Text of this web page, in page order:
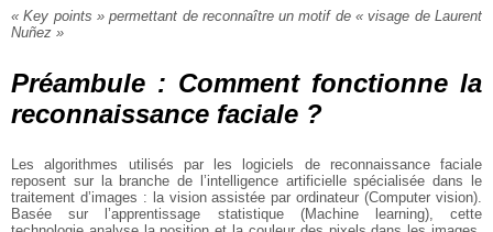
« Key points » permettant de reconnaître un motif de « visage de Laurent
Nuñez »
Préambule : Comment fonctionne la
reconnaissance faciale ?
Les algorithmes utilisés par les logiciels de reconnaissance faciale
reposent sur la branche de l’intelligence artificielle spécialisée dans le
traitement d’images : la vision assistée par ordinateur (Computer vision).
Basée sur l’apprentissage statistique (Machine learning), cette